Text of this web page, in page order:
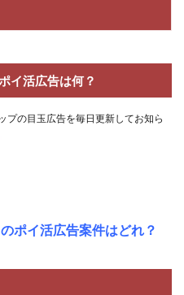
イ活広告は何？
プの目玉広告を毎日更新してお知ら
ポイ活広告案件はどれ？